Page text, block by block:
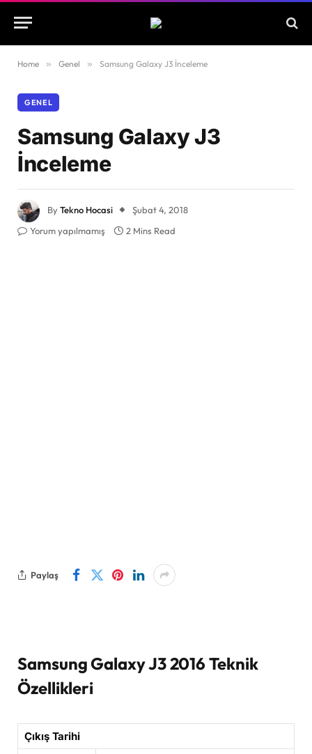
Home » Genel » Samsung Galaxy J3 İnceleme
GENEL
Samsung Galaxy J3
İnceleme
ByTekno Hocasi
Şubat 4, 2018
Yorum yapılmamış
2 Mins Read
Paylaş
Samsung Galaxy J3 2016 Teknik
Özellikleri
Çıkış Tarihi